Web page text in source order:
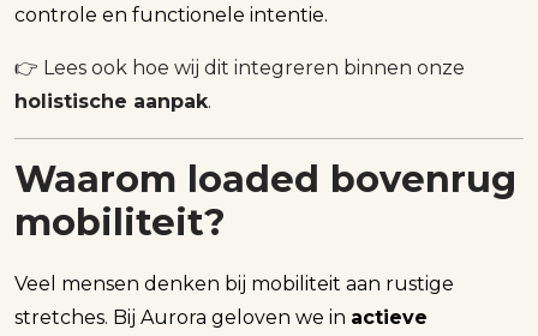
controle en functionele intentie.
👉 Lees ook hoe wij dit integreren binnen onze
holistische aanpak.
Waarom loaded bovenrug
mobiliteit?
Veel mensen denken bij mobiliteit aan rustige
stretches. Bij Aurora geloven we in actieve